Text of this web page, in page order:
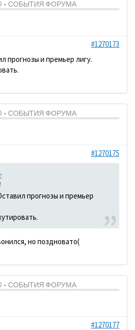
- СОБЫТИЯ ФОРУМА
#1270173
прогнозы и премьер лигу.
- СОБЫТИЯ ФОРУМА
#1270175
прогнозы и премьер
но поздновато(
- СОБЫТИЯ ФОРУМА
#1270177